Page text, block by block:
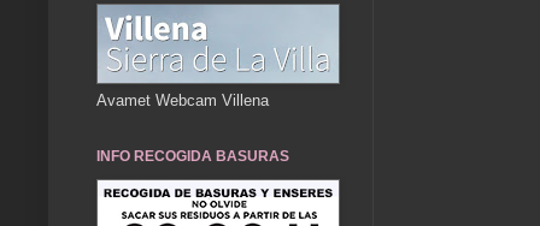
Avamet Webcam Villena
INFO RECOGIDA BASURAS